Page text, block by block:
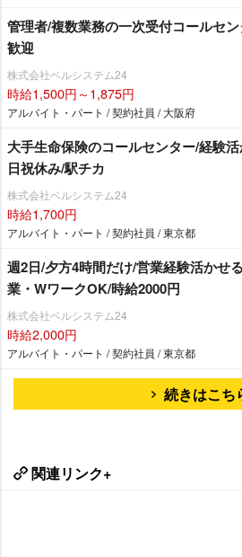
管理者/複数業務の一次受付コールセ
歓迎
株式会社ベルシステム24
時給1,500円～1,875円
アルバイト・パート / 契約社員 / 大阪府
大手生命保険のコールセンター/経験
日祝休み/駅チカ
株式会社ベルシステム24
時給1,700円
アルバイト・パート / 契約社員 / 東京都
週2日/夕方4時間だけ/営業経験活かせ
業・WワークOK/時給2000円
株式会社ベルシステム24
時給2,000円
アルバイト・パート / 契約社員 / 東京都
続きはこち
関連リンク+